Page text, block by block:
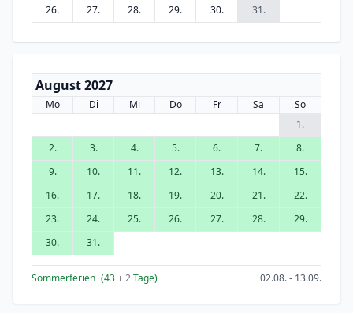
26.
27. 28. 29. 30. 31.
August 2027
Mo Di Mi Do Fr Sa
So
1.
2.
3. 4. 5. 6. 7.
8.
9.
10. 11. 12. 13. 14.
15.
16.
17. 18. 19. 20. 21.
22.
23.
24. 25. 26. 27. 28.
29.
30.
31.
Sommerferien (43+ 2Tage) 02.08. - 13.09.